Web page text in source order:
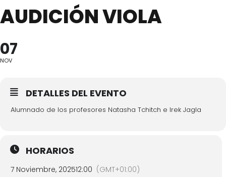
AUDICIÓN VIOLA
07
NOV
DETALLES DEL EVENTO
Alumnado de los profesores Natasha Tchitch e Irek Jagla
HORARIOS
7 Noviembre, 202512:00 (GMT+01:00)